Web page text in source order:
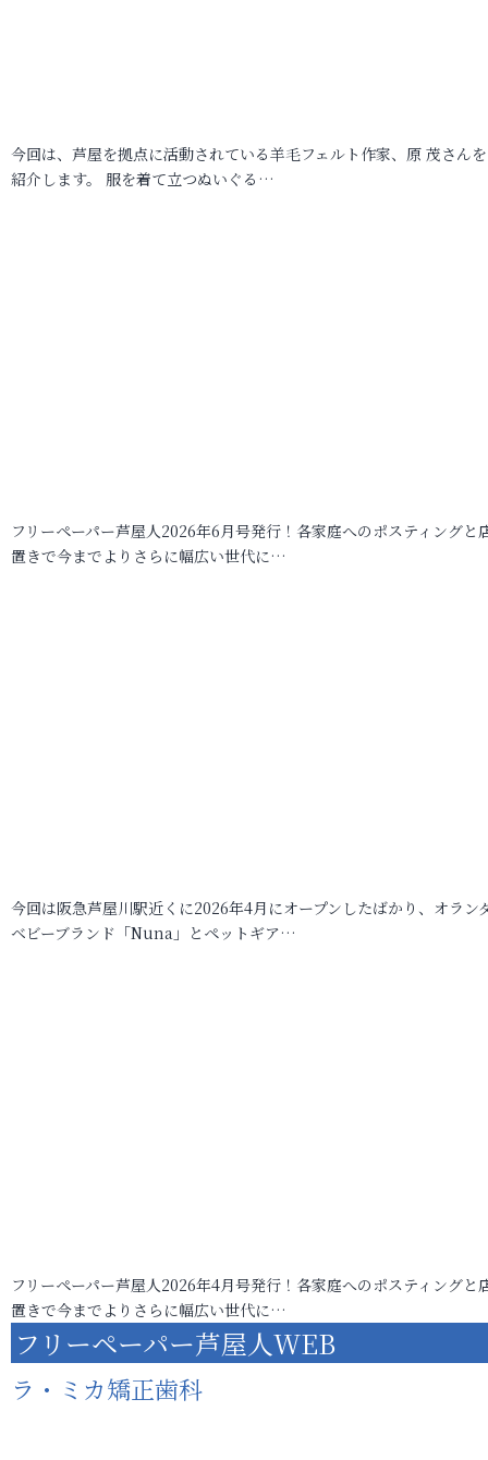
今回は、芦屋を拠点に活動されている羊毛フェルト作家、原 茂さん
紹介します。 服を着て立つぬいぐる…
フリーペーパー芦屋人2026年6月号発行！各家庭へのポスティングと
置きで今までよりさらに幅広い世代に…
今回は阪急芦屋川駅近くに2026年4月にオープンしたばかり、オラン
ベビーブランド「Nuna」とペットギア…
フリーペーパー芦屋人2026年4月号発行！各家庭へのポスティングと
置きで今までよりさらに幅広い世代に…
フリーペーパー芦屋人WEB
ラ・ミカ矯正歯科